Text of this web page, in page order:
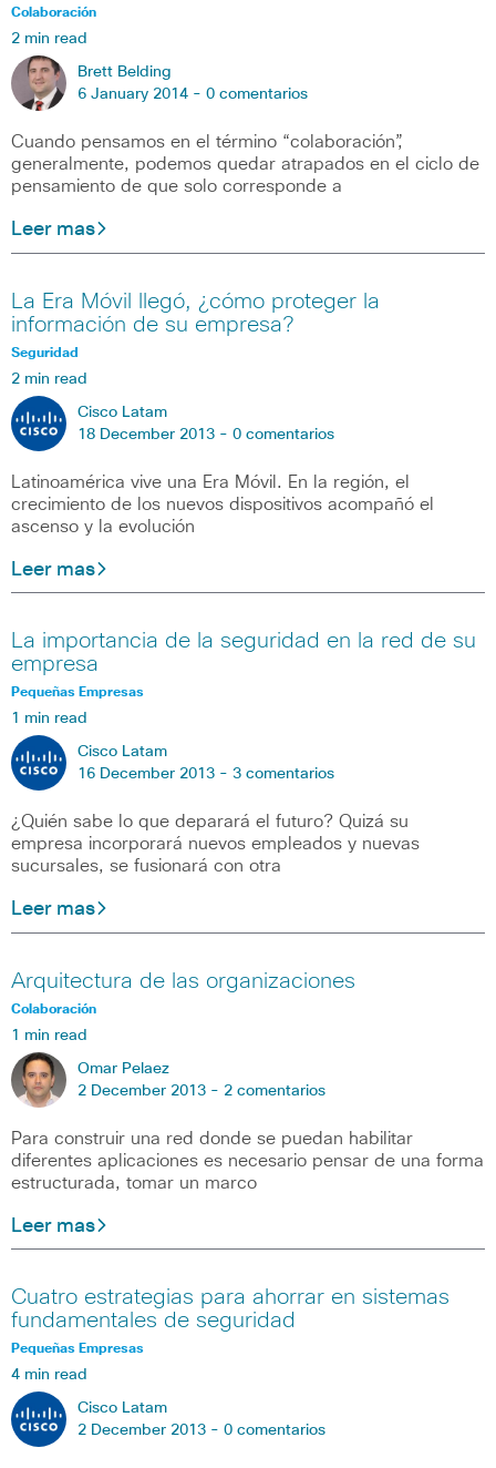
Colaboración
2 min read
Brett Belding
6 January 2014 - 0 comentarios
Cuando pensamos en el término “colaboración”,
generalmente, podemos quedar atrapados en el ciclo de
pensamiento de que solo corresponde a
Leer mas
La Era Móvil llegó, ¿cómo proteger la
información de su empresa?
Seguridad
2 min read
Cisco Latam
18 December 2013 - 0 comentarios
Latinoamérica vive una Era Móvil. En la región, el
crecimiento de los nuevos dispositivos acompañó el
ascenso y la evolución
Leer mas
La importancia de la seguridad en la red de su
empresa
Pequeñas Empresas
1 min read
Cisco Latam
16 December 2013 - 3 comentarios
¿Quién sabe lo que deparará el futuro? Quizá su
empresa incorporará nuevos empleados y nuevas
sucursales, se fusionará con otra
Leer mas
Arquitectura de las organizaciones
Colaboración
1 min read
Omar Pelaez
2 December 2013 - 2 comentarios
Para construir una red donde se puedan habilitar
diferentes aplicaciones es necesario pensar de una forma
estructurada, tomar un marco
Leer mas
Cuatro estrategias para ahorrar en sistemas
fundamentales de seguridad
Pequeñas Empresas
4 min read
Cisco Latam
2 December 2013 - 0 comentarios